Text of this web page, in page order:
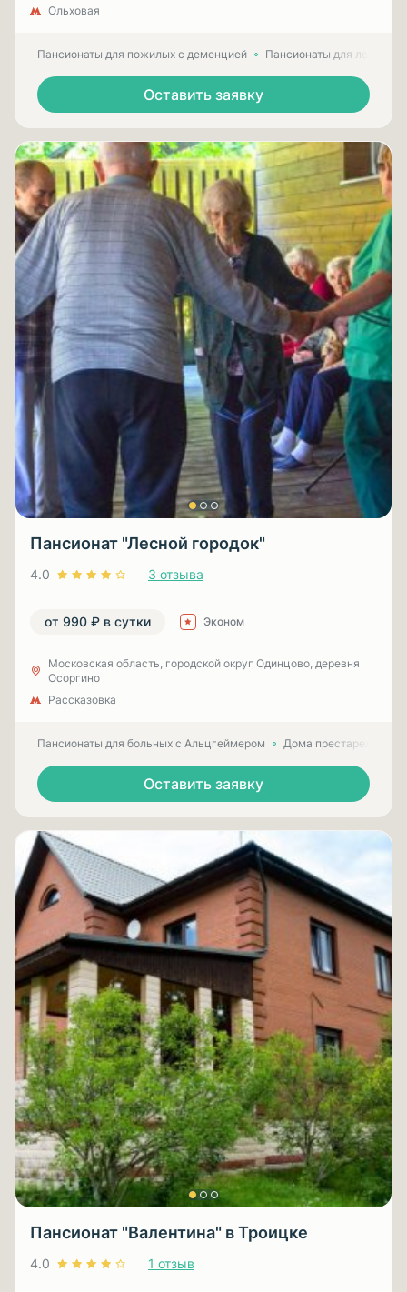
Ольховая
Пансионаты для пожилых с деменцией Пансионаты для
Оставить заявку
Пансионат "Лесной городок"
4.0 3 отзыва
от 990 ₽ в сутки Эконом
Московская область, городской округ Одинцово, деревня
Осоргино
Рассказовка
Пансионаты для больных с Альцгеймером Дома престарелых
Оставить заявку
Пансионат "Валентина" в Троицке
4.0 1 отзыв